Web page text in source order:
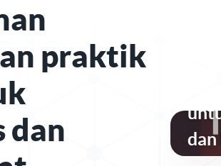
praktik
dan